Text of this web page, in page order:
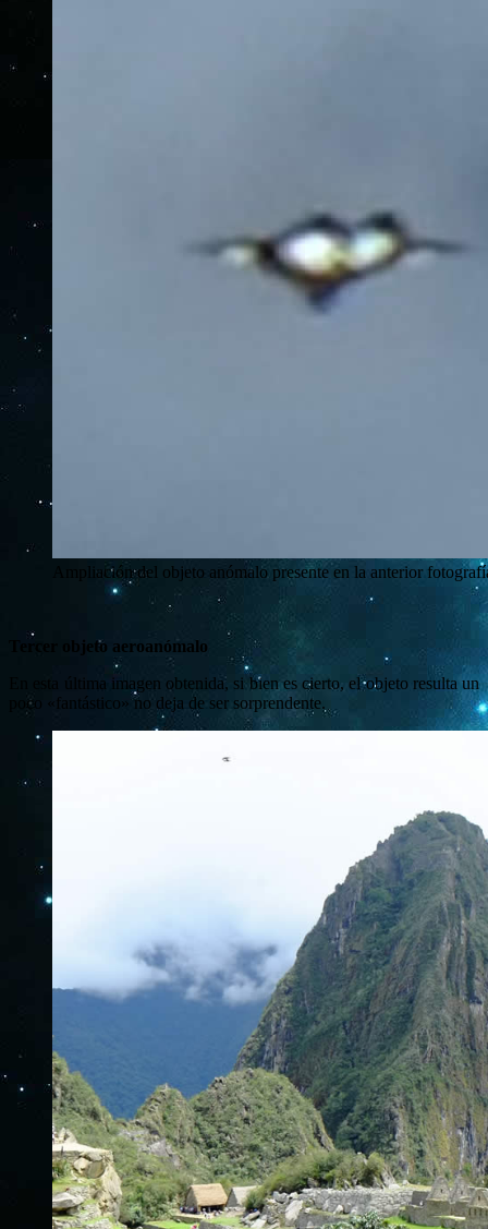
Ampliación del objeto anómalo presente en la anterior
Tercer objeto aeroanómalo
En esta última imagen obtenida, si bien es cierto, el objeto resulta un
poco «fantástico» no deja de ser sorprendente.